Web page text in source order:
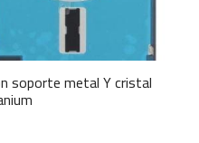
soporte metal Y cristal